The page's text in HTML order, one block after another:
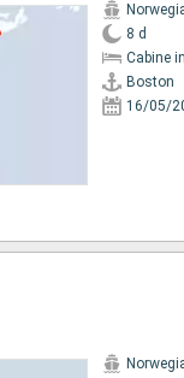
8 d
Cabine
Boston
16/05/